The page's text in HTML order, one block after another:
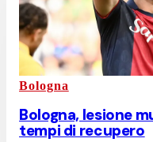
Bologna
Bologna, lesione
tempi di recupero